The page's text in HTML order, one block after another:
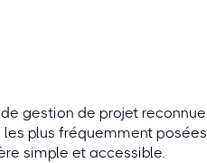
gestion de projet reconnue
plus fréquemment posées
simple et accessible.